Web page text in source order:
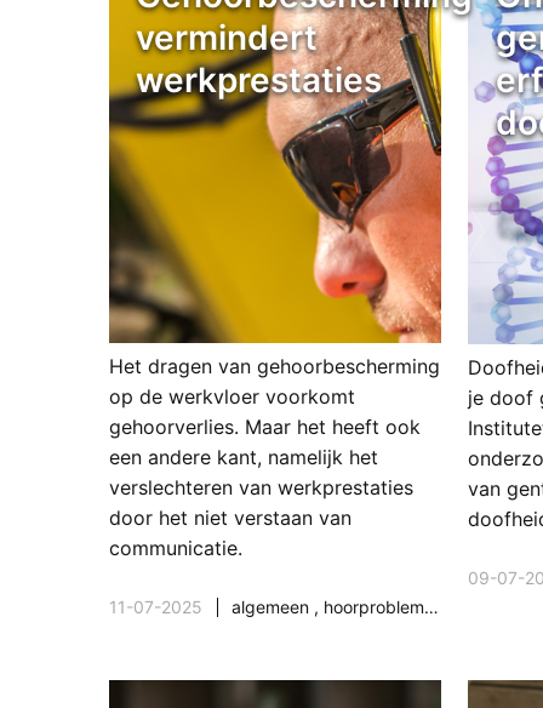
vermindert
werkprestaties
Het dragen van gehoorbescherming
op de werkvloer voorkomt
gehoorverlies. Maar het heeft ook
een andere kant, namelijk het
verslechteren van werkprestaties
door het niet verstaan van
communicatie.
11-07-2025 algemeen , hoorproblemen
je doof
van
09-07-